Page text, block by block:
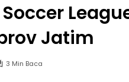
Soccer
Jatim
3 Min Baca